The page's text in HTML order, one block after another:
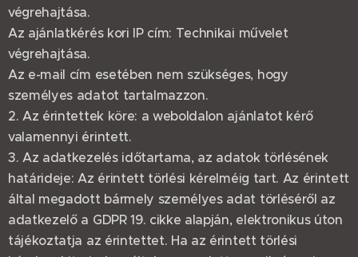
végrehajtása.
Az ajánlatkérés kori IP cím: Technikai művelet
végrehajtása.
Az e-mail cím esetében nem szükséges, hogy
személyes adatot tartalmazzon.
2. Az érintettek köre: a weboldalon ajánlatot kérő
valamennyi érintett.
3. Az adatkezelés időtartama, az adatok törlésének
határideje: Az érintett törlési kérelméig tart. Az érintett
által megadott bármely személyes adat törléséről az
adatkezelő a GDPR 19. cikke alapján, elektronikus úton
tájékoztatja az érintettet. Ha az érintett törlési